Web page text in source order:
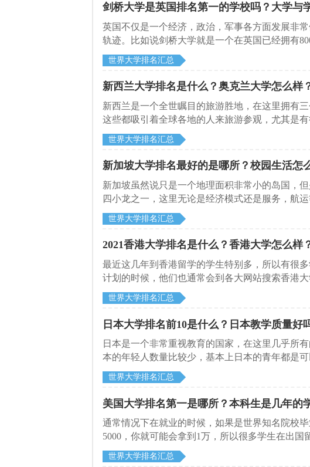
剑桥大学是英国排名第一的学校吗？大学与
英国不仅是一个经济，政治，军事各方面发展非
轨迹。比如说剑桥大学就是一个在英国已经拥有
经常会在网络上搜到剑桥大学，是英国大学排名
给大家做一下介绍。
世界大学排名汇总
新西兰大学排名是什么？奥克兰大学怎么样
新西兰是一个全世瞩目的旅游胜地，在这里拥有
这些都吸引着全球各地的人来旅游参观，尤其是
也吸引了很多留学生到这里来学习，学习期间也
也会选择新西兰比较知名的大学，下面的文章启
世界大学排名汇总
新加坡大学排名最好的是哪所？校园生活怎
新加坡虽然说只是一个地理面积非常小的岛国，
四小龙之一，这里无论是经济模式还是服务，航
国学生到新加坡去留学，希望学到更好的管理理
候，很多同学都会参考一些排名，下面启德留学
校。
世界大学排名汇总
2021香港大学排名是什么？香港大学怎么样
最近这几年到香港留学的学生特别多，所以有很
计划的时候，他们也通常会到各大网站搜索香港
启德留学网，就给大家介绍一下2021香港大学排名
世界大学排名汇总
日本大学排名前10是什么？日本教学质量好
日本是一个非常重视教育的国家，在这里几乎所
本的年轻人数量比较少，基本上日本的青年都是
习成绩比较差的学生也很难进入排名靠前的学校
够进入排名靠前的学校，下面启德留学网就给大
世界大学排名汇总
美国大学排名第一是哪所？本科生是几年的
通常情况下在就业的时候，如果是世界知名院校
5000，你就可能会拿到1万，所以很多学生在出
书。比如说就有很多同学选择到美国去留学，那
启德留学网看看吧。
世界大学排名汇总